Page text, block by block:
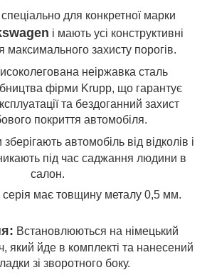
спеціально для конкретної марки
і мають усі конструктивні
максимального захисту порогів.
неіржавка сталь
фірми Krupp, що гарантує
та бездоганний захист
покриття автомобіля.
автомобіль від відколів і
під час саджання людини в
салон.
серія має товщину металу 0,5 мм.
Встановлюються на німецький
який йде в комплекті та нанесений
зі зворотного боку.